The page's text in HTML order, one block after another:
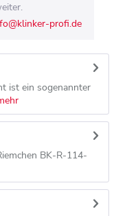
profi.de
ist ein sogenannter
BK-R-114-